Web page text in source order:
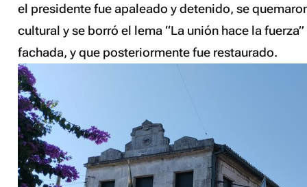
el presidente fue apaleado y detenido, se
cultural y se borró el lema “La unión hace la
fachada, y que posteriormente fue restaurado.